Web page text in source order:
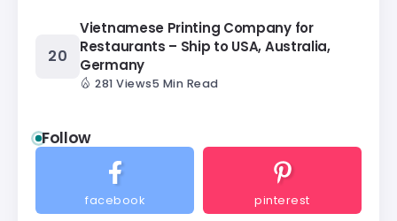
Vietnamese Printing Company for
Restaurants – Ship to USA, Australia,
Germany
281 Views5 Min Read
Follow
facebook pinterest